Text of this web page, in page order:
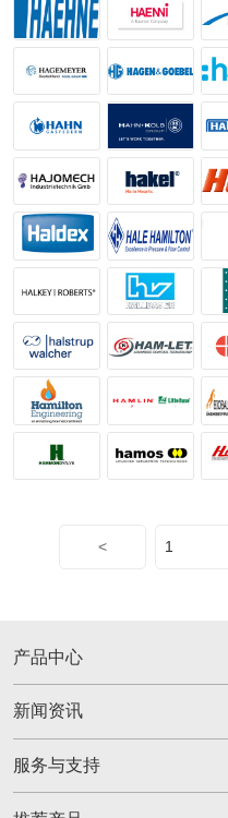
<
产品中心
新闻资讯
服务与支持